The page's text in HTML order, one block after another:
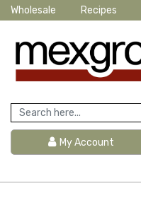
Wholesale Recipes
My Account